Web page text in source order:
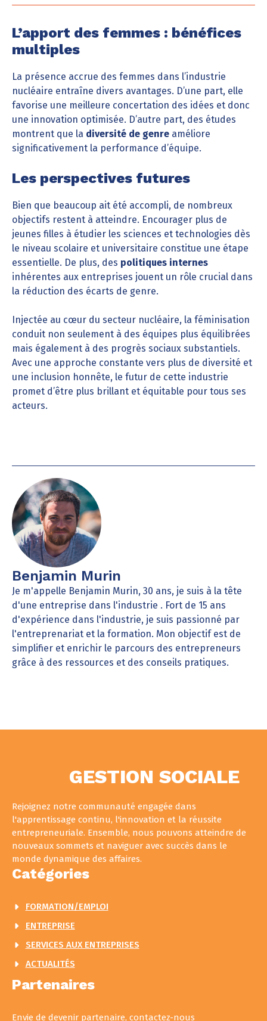
L’apport des femmes : bénéfices
multiples
La présence accrue des femmes dans l’industrie
nucléaire entraîne divers avantages. D’une part, elle
favorise une meilleure concertation des idées et donc
une innovation optimisée. D’autre part, des études
montrent que la diversité de genre améliore
significativement la performance d’équipe.
Les perspectives futures
Bien que beaucoup ait été accompli, de nombreux
objectifs restent à atteindre. Encourager plus de
jeunes filles à étudier les sciences et technologies dès
le niveau scolaire et universitaire constitue une étape
essentielle. De plus, des politiques internes
inhérentes aux entreprises jouent un rôle crucial dans
la réduction des écarts de genre.
Injectée au cœur du secteur nucléaire, la féminisation
conduit non seulement à des équipes plus équilibrées
mais également à des progrès sociaux substantiels.
Avec une approche constante vers plus de diversité et
une inclusion honnête, le futur de cette industrie
promet d’être plus brillant et équitable pour tous ses
acteurs.
Benjamin Murin
Je m'appelle Benjamin Murin, 30 ans, je suis à la tête
d'une entreprise dans l'industrie . Fort de 15 ans
d'expérience dans l'industrie, je suis passionné par
l'entreprenariat et la formation. Mon objectif est de
simplifier et enrichir le parcours des entrepreneurs
grâce à des ressources et des conseils pratiques.
GESTION SOCIALE
Rejoignez notre communauté engagée dans
l'apprentissage continu, l'innovation et la réussite
entrepreneuriale. Ensemble, nous pouvons atteindre de
nouveaux sommets et naviguer avec succès dans le
monde dynamique des affaires.
Catégories
FORMATION/EMPLOI
ENTREPRISE
SERVICES AUX ENTREPRISES
ACTUALITÉS
Partenaires
Envie de devenir partenaire, contactez-nous